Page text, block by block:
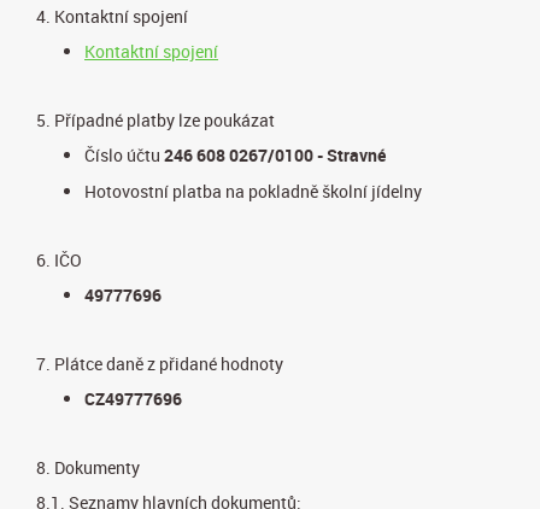
4. Kontaktní spojení
Kontaktní spojení
5. Případné platby lze poukázat
Číslo účtu 246 608 0267/0100 - Stravné
Hotovostní platba na pokladně školní jídelny
6. IČO
49777696
7. Plátce daně z přidané hodnoty
CZ49777696
8. Dokumenty
8.1. Seznamy hlavních dokumentů: